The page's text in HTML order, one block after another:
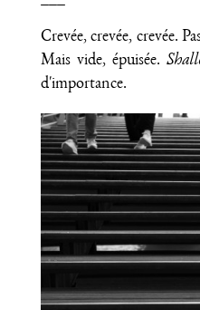
Crevée, crevée, crevée.
Mais vide, épuisée.
d'importance.